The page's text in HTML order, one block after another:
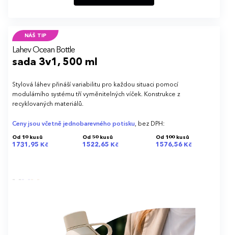
NÁŠ TIP
Lahev Ocean Bottle
sada 3v1, 500 ml
Stylová láhev přináší variabilitu pro každou situaci pomocí
modulárního systému tří vyměnitelných víček. Konstrukce z
recyklovaných materiálů.
Ceny jsou včetně jednobarevného potisku, bez DPH:
Od 10 kusů
1731,95 Kč
Od 50 kusů
1522,65 Kč
Od 100 kusů
1576,56 Kč